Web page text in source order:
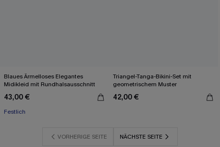
Blaues Ärmelloses Elegantes
Midikleid mit Rundhalsausschnitt
43,00 €
Festlich
Triangel-Tanga-Bikini-Set mit
geometrischem Muster
42,00 €
VORHERIGE SEITE NÄCHSTE SEITE